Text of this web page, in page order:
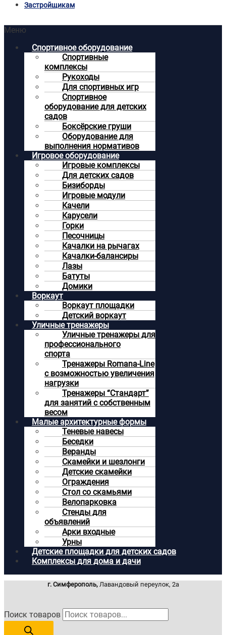
Застройщикам
Меню
Спортивное оборудование
Спортивные
комплексы
Рукоходы
Для спортивных игр
Спортивное
оборудование для детских
садов
Боксёрские груши
Оборудование для
выполнения нормативов
Игровое оборудование
Игровые комплексы
Для детских садов
Бизиборды
Игровые модули
Качели
Карусели
Горки
Песочницы
Качалки на рычагах
Качалки-балансиры
Лазы
Батуты
Домики
Воркаут
Воркаут площадки
Детский воркаут
Уличные тренажеры
Уличные тренажеры для
профессионального
спорта
Тренажеры Romana-Line
с возможностью увеличения
нагрузки
Тренажеры “Стандарт”
для занятий с собственным
весом
Малые архитектурные формы
Теневые навесы
Беседки
Веранды
Скамейки и шезлонги
Детские скамейки
Ограждения
Стол со скамьями
Велопарковка
Стенды для
объявлений
Арки входные
Урны
Детские площадки для детских садов
Комплексы для дома и дачи
г. Симферополь,Лавандовый переулок, 2а
Поиск товаров